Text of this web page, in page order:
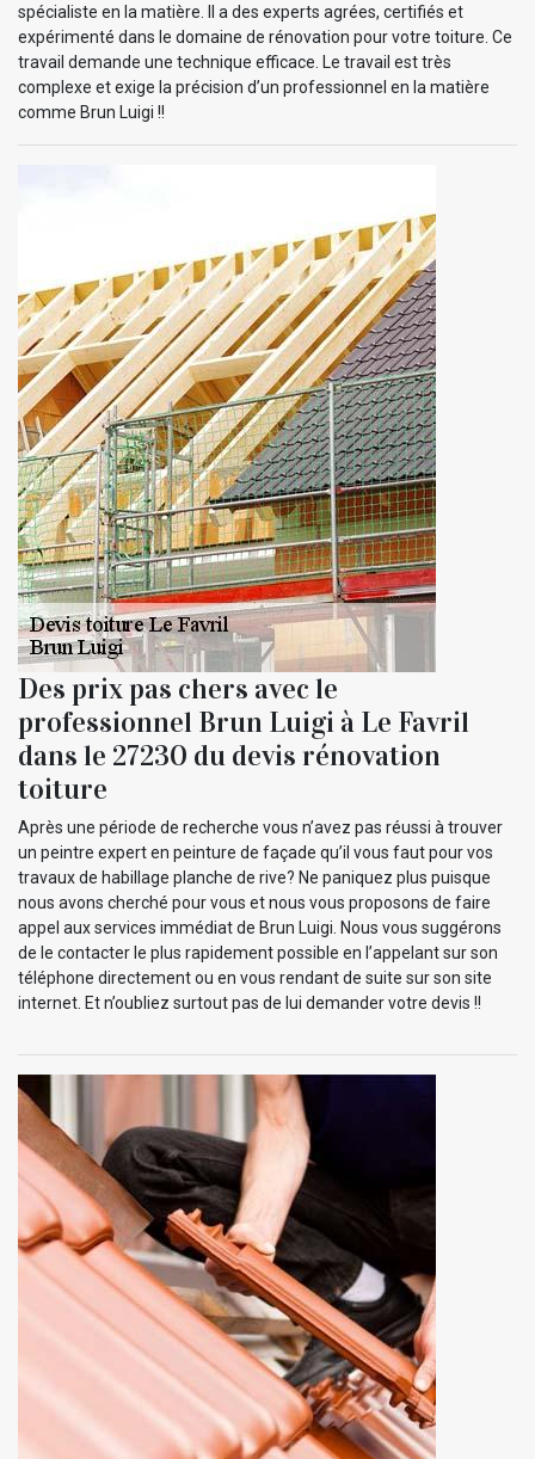
spécialiste en la matière. Il a des experts agrées, certifiés et
expérimenté dans le domaine de rénovation pour votre toiture. Ce
travail demande une technique efficace. Le travail est très
complexe et exige la précision d’un professionnel en la matière
comme Brun Luigi !!
Des prix pas chers avec le
professionnel Brun Luigi à Le Favril
dans le 27230 du devis rénovation
toiture
Après une période de recherche vous n’avez pas réussi à trouver
un peintre expert en peinture de façade qu’il vous faut pour vos
travaux de habillage planche de rive? Ne paniquez plus puisque
nous avons cherché pour vous et nous vous proposons de faire
appel aux services immédiat de Brun Luigi. Nous vous suggérons
de le contacter le plus rapidement possible en l’appelant sur son
téléphone directement ou en vous rendant de suite sur son site
internet. Et n’oubliez surtout pas de lui demander votre devis !!